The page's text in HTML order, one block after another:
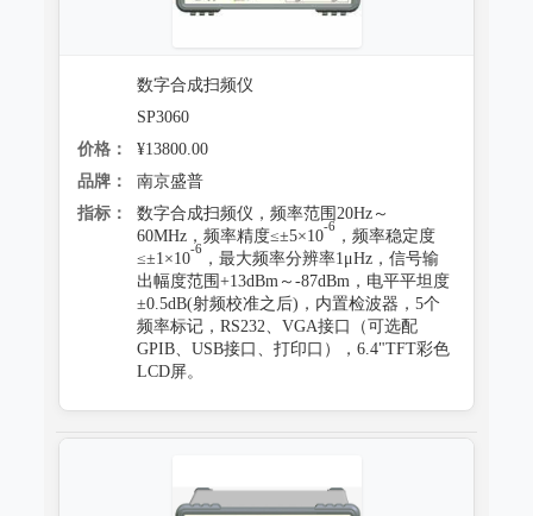
数字合成扫频仪
SP3060
价格：
¥13800.00
品牌：
南京盛普
指标：
数字合成扫频仪，频率范围20Hz～
60MHz，频率精度≤±5×10
-6
，频率稳定度
≤±1×10
-6
，最大频率分辨率1μHz，信号输
出幅度范围+13dBm～-87dBm，电平平坦度
±0.5dB(射频校准之后)，内置检波器，5个
频率标记，RS232、VGA接口（可选配
GPIB、USB接口、打印口），6.4"TFT彩色
LCD屏。